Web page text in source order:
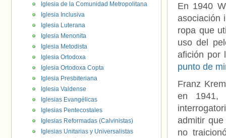
En 1940
asociación
ropa que
uso del
afición por
punto de
Franz
en 1941,
admitir
no
Iglesia de la Comunidad Metropolitana
Iglesia Inclusiva
Iglesia Luterana
Iglesia Menonita
Iglesia Metodista
Iglesia Ortodoxa
Iglesia Ortodoxa Copta
Iglesia Presbiteriana
Iglesia Valdense
Iglesias Evangélicas
Iglesias Pentecostales
Iglesias Reformadas (Calvinistas)
Iglesias Unitarias y Universalistas